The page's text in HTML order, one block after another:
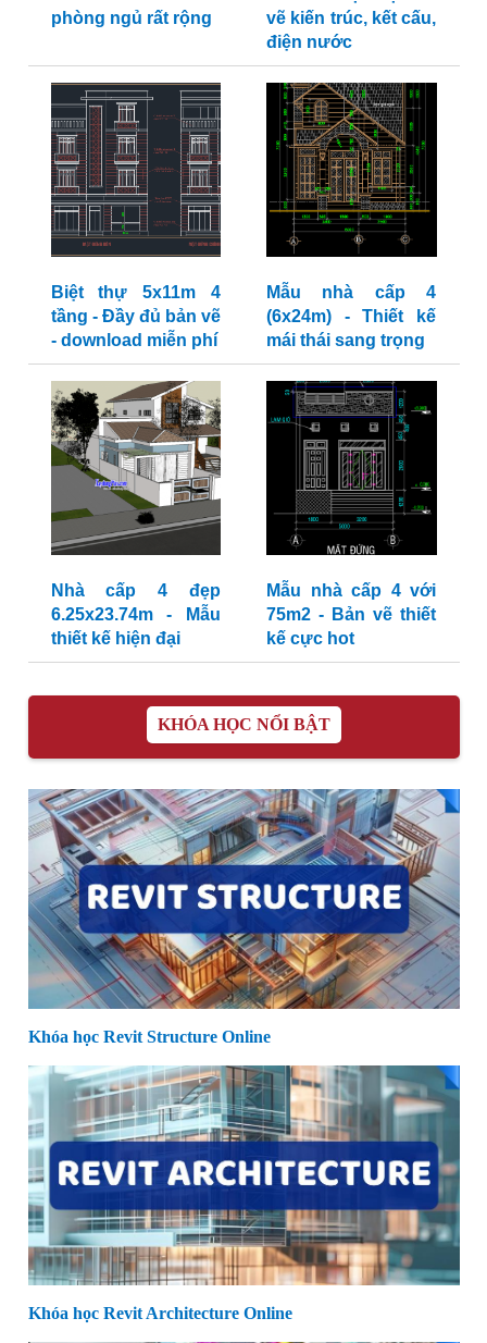
phòng ngủ rất rộng
vẽ kiến trúc, kết cấu,
điện nước
Biệt thự 5x11m 4
tầng - Đầy đủ bản vẽ
- download miễn phí
Mẫu nhà cấp 4
(6x24m) - Thiết kế
mái thái sang trọng
Nhà cấp 4 đẹp
6.25x23.74m - Mẫu
thiết kế hiện đại
Mẫu nhà cấp 4 với
75m2 - Bản vẽ thiết
kế cực hot
KHÓA HỌC NỔI BẬT
Khóa học Revit Structure Online
Khóa học Revit Architecture Online